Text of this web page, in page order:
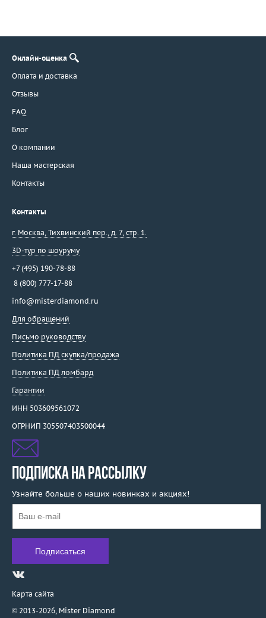
Онлайн-оценка
Оплата и доставка
Отзывы
FAQ
Блог
О компании
Наша мастерская
Контакты
Контакты
г. Москва Тихвинский пер., д. 7, стр. 1.
3D-тур по шоуруму
+7 (495) 190-78-88
8 (800) 777-17-88
info@misterdiamond.ru
Для обращений
Письмо руководству
Политика ПД скупка/продажа
Политика ПД ломбард
Гарантии
ИНН 503609561072
ОГРНИП 305507403500044
ПОДПИСКА НА РАССЫЛКУ
Узнайте больше о наших новинках и акциях!
Карта сайта
© 2013-2026, Mister Diamond